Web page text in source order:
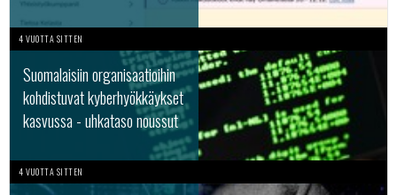
4 VUOTTA SITTEN
Suomalaisiin organisaatioihin
kohdistuvat kyberhyökkäykset
kasvussa - uhkataso noussut
4 VUOTTA SITTEN